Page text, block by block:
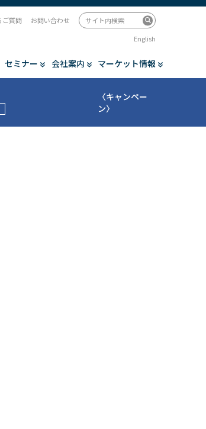
セミナー 会社案内 マーケット情報
ご質問
お問い合わせ
English
〈キャンペー
ン〉